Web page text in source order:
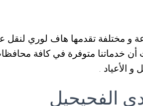
و مختلفة تقدمها هاف لوري لنقل
الأعياد .
الفحيحيل